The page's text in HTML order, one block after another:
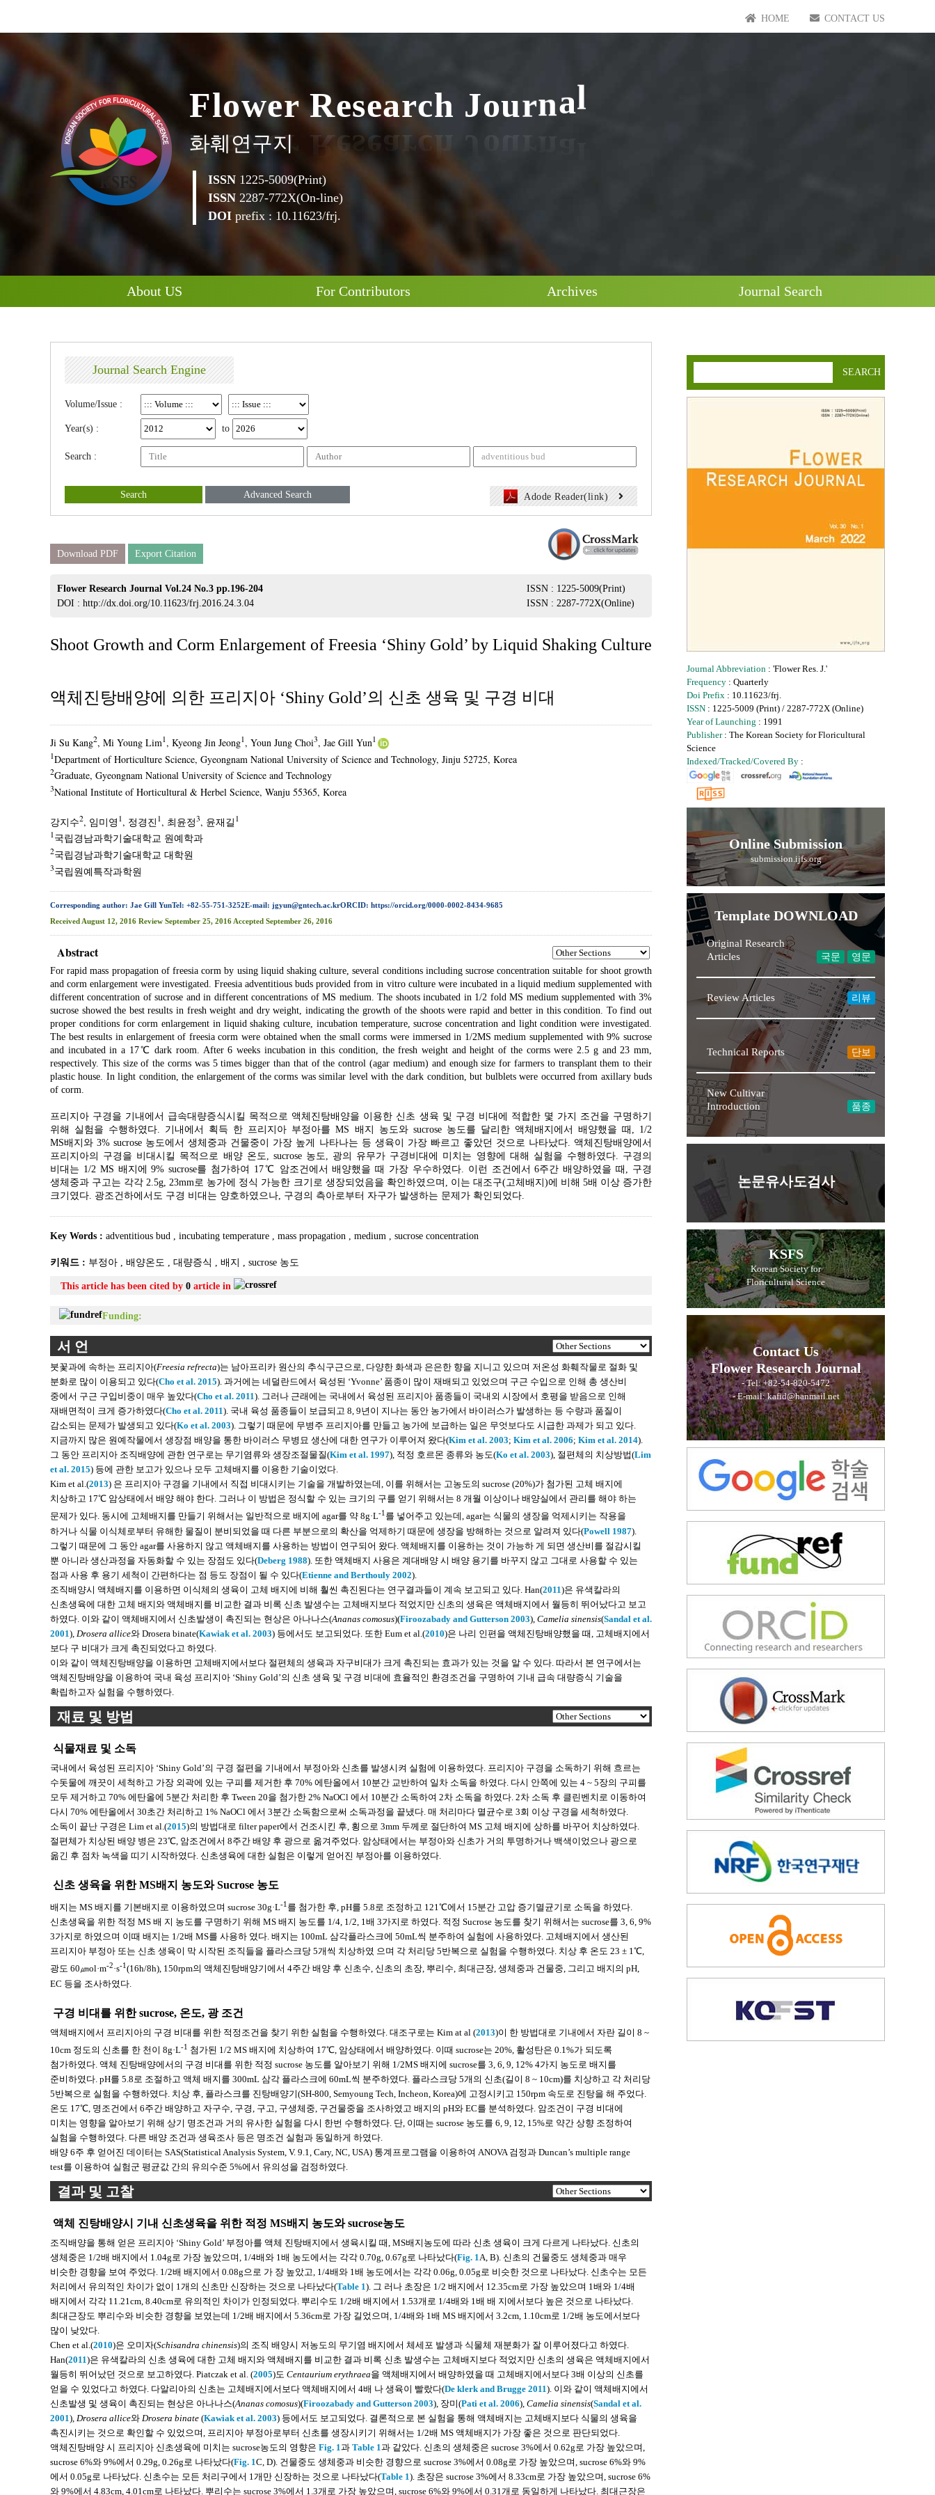
HOME CONTACT US
Flo w er Research Journal
화훼연구지
ISSN 1225-5009(Print)
ISSN 2287-772X(On-line)
DOI prefix : 10.11623/frj.
About US For Contributors Archives Journal Search
Journal Search Engine
Volume/Issue :
Year(s) : to
Search :
Search Advanced Search Adode Reader(link)
Download PDF Export Citation
ISSN : 1225-5009(Print)
ISSN : 2287-772X(Online)
Flower Research Journal Vol.24 No.3 pp.196-204
DOI : http://dx.doi.org/10.11623/frj.2016.24.3.04
Shoot Growth and Corm Enlargement of Freesia ‘Shiny Gold’ by Liquid Shaking Culture
액체진탕배양에 의한 프리지아 ‘Shiny Gold’의 신초 생육 및 구경 비대
Ji Su Kang2, Mi Young Lim1, Kyeong Jin Jeong1, Youn Jung Choi3, Jae Gill Yun1
1Department of Horticulture Science, Gyeongnam National University of Science and Technology, Jinju 52725, Korea
2Graduate, Gyeongnam National University of Science and Technology
3National Institute of Horticultural & Herbel Science, Wanju 55365, Korea
강지수2, 임미영 1 , 정경진 1 , 최윤정3, 윤재길 1
1국립경남과학기술대학교 원예학과
2국립경남과학기술대학교 대학원
3국립원예특작과학원
Corresponding author: Jae Gill YunTel: +82-55-751-3252E-mail: jgyun@gntech.ac.krORCID: https://orcid.org/0000-0002-8434-9685
Received August 12, 2016 Review September 25, 2016 Accepted September 26, 2016
Abstract
For rapid mass propagation of freesia corm by using liquid shaking culture, several conditions including sucrose concentration suitable for shoot growth
and corm enlargement were investigated. Freesia adventitious buds provided from in vitro culture were incubated in a liquid medium supplemented with
different concentration of sucrose and in different concentrations of MS medium. The shoots incubated in 1/2 fold MS medium supplemented with 3%
sucrose showed the best results in fresh weight and dry weight, indicating the growth of the shoots were rapid and better in this condition. To find out
proper conditions for corm enlargement in liquid shaking culture, incubation temperature, sucrose concentration and light condition were investigated.
The best results in enlargement of freesia corm were obtained when the small corms were immersed in 1/2MS medium supplemented with 9% sucrose
and incubated in a 17℃ dark room. After 6 weeks incubation in this condition, the fresh weight and height of the corms were 2.5 g and 23 mm,
respectively. This size of the corms was 5 times bigger than that of the control (agar medium) and enough size for farmers to transplant them to their
plastic house. In light condition, the enlargement of the corms was similar level with the dark condition, but bulblets were occurred from axillary buds
of corm.
프리지아 구경을 기내에서 급속대량증식시킬 목적으로 액체진탕배양을 이용한 신초 생육 및 구경 비대에 적합한 몇 가지 조건을 구명하기
위해 실험을 수행하였다. 기내에서 획득 한 프리지아 부정아를 MS 배지 농도와 sucrose 농도를 달리한 액체배지에서 배양했을 때, 1/2
MS배지와 3% sucrose 농도에서 생체중과 건물중이 가장 높게 나타나는 등 생육이 가장 빠르고 좋았던 것으로 나타났다. 액체진탕배양에서
프리지아의 구경을 비대시킬 목적으로 배양 온도, sucrose 농도, 광의 유무가 구경비대에 미치는 영향에 대해 실험을 수행하였다. 구경의
비대는 1/2 MS 배지에 9% sucrose를 첨가하여 17℃ 암조건에서 배양했을 때 가장 우수하였다. 이런 조건에서 6주간 배양하였을 때, 구경
생체중과 구고는 각각 2.5g, 23mm로 농가에 정식 가능한 크기로 생장되었음을 확인하였으며, 이는 대조구(고체배지)에 비해 5배 이상 증가한
크기였다. 광조건하에서도 구경 비대는 양호하였으나, 구경의 측아로부터 자구가 발생하는 문제가 확인되었다.
Key Words : adventitious bud , incubating temperature , mass propagation , medium , sucrose concentration
키워드 : 부정아 , 배양온도 , 대량증식 , 배지 , sucrose 농도
This article has been cited by 0 article in
Funding:
서 언
붓꽃과에 속하는 프리지아(Freesia refrecta)는 남아프리카 원산의 추식구근으로, 다양한 화색과 은은한 향을 지니고 있으며 저온성 화훼작물로 절화 및
분화로 많이 이용되고 있다(Cho et al. 2015). 과거에는 네덜란드에서 육성된 ‘Yvonne’ 품종이 많이 재배되고 있었으며 구근 수입으로 인해 총 생산비
중에서 구근 구입비중이 매우 높았다(Cho et al. 2011). 그러나 근래에는 국내에서 육성된 프리지아 품종들이 국내외 시장에서 호평을 받음으로 인해
재배면적이 크게 증가하였다(Cho et al. 2011). 국내 육성 품종들이 보급되고 8, 9년이 지나는 동안 농가에서 바이러스가 발생하는 등 수량과 품질이
감소되는 문제가 발생되고 있다(Ko et al. 2003). 그렇기 때문에 무병주 프리지아를 만들고 농가에 보급하는 일은 무엇보다도 시급한 과제가 되고 있다.
지금까지 많은 원예작물에서 생장점 배양을 통한 바이러스 무병묘 생산에 대한 연구가 이루어져 왔다(Kim et al. 2003; Kim et al. 2006; Kim et al. 2014).
그 동안 프리지아 조직배양에 관한 연구로는 무기염류와 생장조절물질(Kim et al. 1997), 적정 호르몬 종류와 농도(Ko et al. 2003), 절편체의 치상방법(Lim
et al. 2015) 등에 관한 보고가 있으나 모두 고체배지를 이용한 기술이었다.
Kim et al.(2013) 은 프리지아 구경을 기내에서 직접 비대시키는 기술을 개발하였는데, 이를 위해서는 고농도의 sucrose (20%)가 첨가된 고체 배지에
치상하고 17℃ 암상태에서 배양 해야 한다. 그러나 이 방법은 정식할 수 있는 크기의 구를 얻기 위해서는 8 개월 이상이나 배양실에서 관리를 해야 하는
문제가 있다. 동시에 고체배지를 만들기 위해서는 일반적으로 배지에 agar를 약 8g·L-1 를 넣어주고 있는데, agar는 식물의 생장을 억제시키는 작용을
하거나 식물 이식체로부터 유해한 물질이 분비되었을 때 다른 부분으로의 확산을 억제하기 때문에 생장을 방해하는 것으로 알려져 있다(Powell 1987).
그렇기 때문에 그 동안 agar를 사용하지 않고 액체배지를 사용하는 방법이 연구되어 왔다. 액체배지를 이용하는 것이 가능하 게 되면 생산비를 절감시킬
뿐 아니라 생산과정을 자동화할 수 있는 장점도 있다(Deberg 1988). 또한 액체배지 사용은 계대배양 시 배양 용기를 바꾸지 않고 그대로 사용할 수 있는
점과 사용 후 용기 세척이 간편하다는 점 등도 장점이 될 수 있다(Etienne and Berthouly 2002).
조직배양시 액체배지를 이용하면 이식체의 생육이 고체 배지에 비해 훨씬 촉진된다는 연구결과들이 계속 보고되고 있다. Han(2011)은 유색칼라의
신초생육에 대한 고체 배지와 액체배지를 비교한 결과 비록 신초 발생수는 고체배지보다 적었지만 신초의 생육은 액체배지에서 월등히 뛰어났다고 보고
하였다. 이와 같이 액체배지에서 신초발생이 촉진되는 현상은 아나나스(Ananas comosus)(Firoozabady and Gutterson 2003), Camelia sinensis(Sandal et al.
2001), Drosera allice와 Drosera binate(Kawiak et al. 2003) 등에서도 보고되었다. 또한 Eum et al.(2010)은 나리 인편을 액체진탕배양했을 때, 고체배지에서
보다 구 비대가 크게 촉진되었다고 하였다.
이와 같이 액체진탕배양을 이용하면 고체배지에서보다 절편체의 생육과 자구비대가 크게 촉진되는 효과가 있는 것을 알 수 있다. 따라서 본 연구에서는
액체진탕배양을 이용하여 국내 육성 프리지아 ‘Shiny Gold’의 신초 생육 및 구경 비대에 효율적인 환경조건을 구명하여 기내 급속 대량증식 기술을
확립하고자 실험을 수행하였다.
재료 및 방법
식물재료 및 소독
국내에서 육성된 프리지아 ‘Shiny Gold’의 구경 절편을 기내에서 부정아와 신초를 발생시켜 실험에 이용하였다. 프리지아 구경을 소독하기 위해 흐르는
수돗물에 깨끗이 세척하고 가장 외곽에 있는 구피를 제거한 후 70% 에탄올에서 10분간 교반하여 일차 소독을 하였다. 다시 안쪽에 있는 4 ~ 5장의 구피를
모두 제거하고 70% 에탄올에 5분간 처리한 후 Tween 20을 첨가한 2% NaOCl 에서 10분간 소독하여 2차 소독을 하였다. 2차 소독 후 클린벤치로 이동하여
다시 70% 에탄올에서 30초간 처리하고 1% NaOCl 에서 3분간 소독함으로써 소독과정을 끝냈다. 매 처리마다 멸균수로 3회 이상 구경을 세척하였다.
소독이 끝난 구경은 Lim et al.(2015)의 방법대로 filter paper에서 건조시킨 후, 횡으로 3mm 두께로 절단하여 MS 고체 배지에 상하를 바꾸어 치상하였다.
절편체가 치상된 배양 병은 23℃, 암조건에서 8주간 배양 후 광으로 옮겨주었다. 암상태에서는 부정아와 신초가 거의 투명하거나 백색이었으나 광으로
옮긴 후 점차 녹색을 띠기 시작하였다. 신초생육에 대한 실험은 이렇게 얻어진 부정아를 이용하였다.
신초 생육을 위한 MS배지 농도와 Sucrose 농도
배지는 MS 배지를 기본배지로 이용하였으며 sucrose 30g·L-1 를 첨가한 후, pH를 5.8로 조정하고 121℃에서 15분간 고압 증기멸균기로 소독을 하였다.
신초생육을 위한 적정 MS 배 지 농도를 구명하기 위해 MS 배지 농도를 1/4, 1/2, 1배 3가지로 하였다. 적정 Sucrose 농도를 찾기 위해서는 sucrose를 3, 6, 9%
3가지로 하였으며 이때 배지는 1/2배 MS를 사용하 였다. 배지는 100mL 삼각플라스크에 50mL씩 분주하여 실험에 사용하였다. 고체배지에서 생산된
프리지아 부정아 또는 신초 생육이 막 시작된 조직들을 플라스크당 5개씩 치상하였 으며 각 처리당 5반복으로 실험을 수행하였다. 치상 후 온도 23 ± 1℃,
광도 60㎛ol·m-2·s-1(16h/8h), 150rpm의 액체진탕배양기에서 4주간 배양 후 신초수, 신초의 초장, 뿌리수, 최대근장, 생체중과 건물중, 그리고 배지의 pH,
EC 등을 조사하였다.
구경 비대를 위한 sucrose, 온도, 광 조건
액체배지에서 프리지아의 구경 비대를 위한 적정조건을 찾기 위한 실험을 수행하였다. 대조구로는 Kim at al (2013)이 한 방법대로 기내에서 자란 길이 8 ~
10cm 정도의 신초를 한 천이 8g·L-1 첨가된 1/2 MS 배지에 치상하여 17℃, 암상태에서 배양하였다. 이때 sucrose는 20%, 활성탄은 0.1%가 되도록
첨가하였다. 액체 진탕배양에서의 구경 비대를 위한 적정 sucrose 농도를 알아보기 위해 1/2MS 배지에 sucrose를 3, 6, 9, 12% 4가지 농도로 배지를
준비하였다. pH를 5.8로 조절하고 액체 배지를 300mL 삼각 플라스크에 60mL씩 분주하였다. 플라스크당 5개의 신초(길이 8 ~ 10cm)를 치상하고 각 처리당
5반복으로 실험을 수행하였다. 치상 후, 플라스크를 진탕배양기(SH-800, Semyoung Tech, Incheon, Korea)에 고정시키고 150rpm 속도로 진탕을 해 주었다.
온도 17℃, 명조건에서 6주간 배양하고 자구수, 구경, 구고, 구생체중, 구건물중을 조사하였고 배지의 pH와 EC를 분석하였다. 암조건이 구경 비대에
미치는 영향을 알아보기 위해 상기 명조건과 거의 유사한 실험을 다시 한번 수행하였다. 단, 이때는 sucrose 농도를 6, 9, 12, 15%로 약간 상향 조정하여
실험을 수행하였다. 다른 배양 조건과 생육조사 등은 명조건 실험과 동일하게 하였다.
배양 6주 후 얻어진 데이터는 SAS(Statistical Analysis System, V. 9.1, Cary, NC, USA) 통계프로그램을 이용하여 ANOVA 검정과 Duncan’s multiple range
test를 이용하여 실험군 평균값 간의 유의수준 5%에서 유의성을 검정하였다.
결과 및 고찰
액체 진탕배양시 기내 신초생육을 위한 적정 MS배지 농도와 sucrose농도
조직배양을 통해 얻은 프리지아 ‘Shiny Gold’ 부정아를 액체 진탕배지에서 생육시킬 때, MS배지농도에 따라 신초 생육이 크게 다르게 나타났다. 신초의
생체중은 1/2배 배지에서 1.04g로 가장 높았으며, 1/4배와 1배 농도에서는 각각 0.70g, 0.67g로 나타났다(Fig. 1A, B). 신초의 건물중도 생체중과 매우
비슷한 경향을 보여 주었다. 1/2배 배지에서 0.08g으로 가 장 높았고, 1/4배와 1배 농도에서는 각각 0.06g, 0.05g로 비슷한 것으로 나타났다. 신초수는 모든
처리에서 유의적인 차이가 없이 1개의 신초만 신장하는 것으로 나타났다(Table 1). 그 러나 초장은 1/2 배지에서 12.35cm로 가장 높았으며 1배와 1/4배
배지에서 각각 11.21cm, 8.40cm로 유의적인 차이가 인정되었다. 뿌리수도 1/2배 배지에서 1.53개로 1/4배와 1배 배 지에서보다 높은 것으로 나타났다.
최대근장도 뿌리수와 비슷한 경향을 보였는데 1/2배 배지에서 5.36cm로 가장 길었으며, 1/4배와 1배 MS 배지에서 3.2cm, 1.10cm로 1/2배 농도에서보다
많이 낮았다.
Chen et al.(2010)은 오미자(Schisandra chinensis)의 조직 배양시 저농도의 무기염 배지에서 체세포 발생과 식물체 재분화가 잘 이루어졌다고 하였다.
Han(2011)은 유색칼라의 신초 생육에 대한 고체 배지와 액체배지를 비교한 결과 비록 신초 발생수는 고체배지보다 적었지만 신초의 생육은 액체배지에서
월등히 뛰어났던 것으로 보고하였다. Piatczak et al. (2005)도 Centaurium erythraea을 액체배지에서 배양하였을 때 고체배지에서보다 3배 이상의 신초를
얻을 수 있었다고 하였다. 다알리아의 신초는 고체배지에서보다 액체배지에서 4배 나 생육이 빨랐다(De klerk and Brugge 2011). 이와 같이 액체배지에서
신초발생 및 생육이 촉진되는 현상은 아나나스(Ananas comosus)(Firoozabady and Gutterson 2003), 장미(Pati et al. 2006), Camelia sinensis(Sandal et al.
2001), Drosera allice와 Drosera binate (Kawiak et al. 2003) 등에서도 보고되었다. 결론적으로 본 실험을 통해 액체배지는 고체배지보다 식물의 생육을
촉진시키는 것으로 확인할 수 있었으며, 프리지아 부정아로부터 신초를 생장시키기 위해서는 1/2배 MS 액체배지가 가장 좋은 것으로 판단되었다.
액체진탕배양 시 프리지아 신초생육에 미치는 sucrose농도의 영향은 Fig. 1과 Table 1과 같았다. 신초의 생체중은 sucrose 3%에서 0.62g로 가장 높았으며,
sucrose 6%와 9%에서 0.29g, 0.26g로 나타났다(Fig. 1C, D). 건물중도 생체중과 비슷한 경향으로 sucrose 3%에서 0.08g로 가장 높았으며, sucrose 6%와 9%
에서 0.05g로 나타났다. 신초수는 모든 처리구에서 1개만 신장하는 것으로 나타났다(Table 1). 초장은 sucrose 3%에서 8.33cm로 가장 높았으며, sucrose 6%
와 9%에서 4.83cm, 4.01cm로 나타났다. 뿌리수는 sucrose 3%에서 1.3개로 가장 높았으며, sucrose 6%와 9%에서 0.31개로 동일하게 나타났다. 최대근장은
SEARCH
Journal Abbreviation : 'Flower Res. J.'
Frequency : Quarterly
Doi Prefix : 10.11623/frj.
ISSN : 1225-5009 (Print) / 2287-772X (Online)
Year of Launching : 1991
Publisher: The Korean Society for Floricultural
Science
Indexed/Tracked/Covered By :
Online Submission
submission.ijfs.org
Template DOWNLOAD
Original Research
Articles
국문 영문
Review Articles 리뷰
Technical Reports 단보
New Cultivar
Introduction
품종
논문유사도검사
KSFS
Korean Society for
Floricultural Science
Contact Us
Flower Research Journal
- Tel: +82-54-820-5472
- E-mail: kafid@hanmail.net